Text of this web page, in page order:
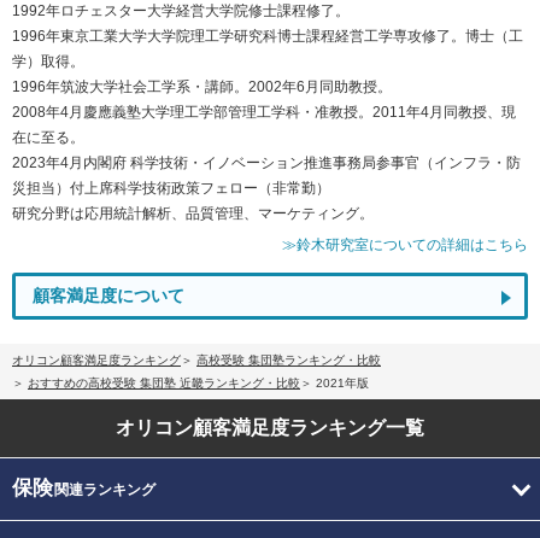
1992年ロチェスター大学経営大学院修士課程修了。
1996年東京工業大学大学院理工学研究科博士課程経営工学専攻修了。博士（工
学）取得。
1996年筑波大学社会工学系・講師。2002年6月同助教授。
2008年4月慶應義塾大学理工学部管理工学科・准教授。2011年4月同教授、現
在に至る。
2023年4月内閣府 科学技術・イノベーション推進事務局参事官（インフラ・防
災担当）付上席科学技術政策フェロー（非常勤）
研究分野は応用統計解析、品質管理、マーケティング。
≫鈴木研究室についての詳細はこちら
顧客満足度について
オリコン顧客満足度ランキング
高校受験 集団塾ランキング・比較
おすすめの高校受験 集団塾 近畿ランキング・比較
2021年版
オリコン顧客満足度ランキング一覧
保険関連ランキング